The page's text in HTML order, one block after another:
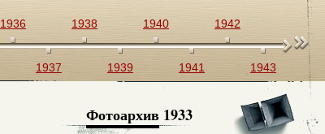
1936
1937
1938
1939
1940
1941
1942
1943
1944
Фотоархив 1933